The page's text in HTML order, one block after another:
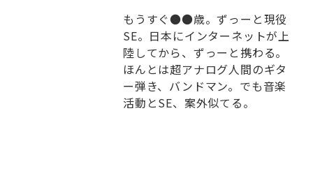
もうすぐ●●歳。ずっーと現役
SE。日本にインターネットが上
陸してから、ずっーと携わる。
ほんとは超アナログ人間のギタ
ー弾き、バンドマン。でも音楽
活動とSE、案外似てる。